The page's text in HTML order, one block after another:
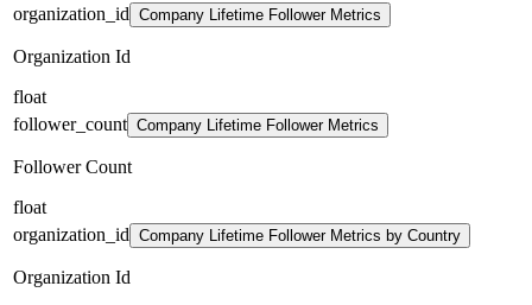
organization_id Company Lifetime Follower Metrics
Organization Id
float
follower_count Company Lifetime Follower Metrics
Follower Count
float
organization_id Company Lifetime Follower Metrics by Country
Organization Id